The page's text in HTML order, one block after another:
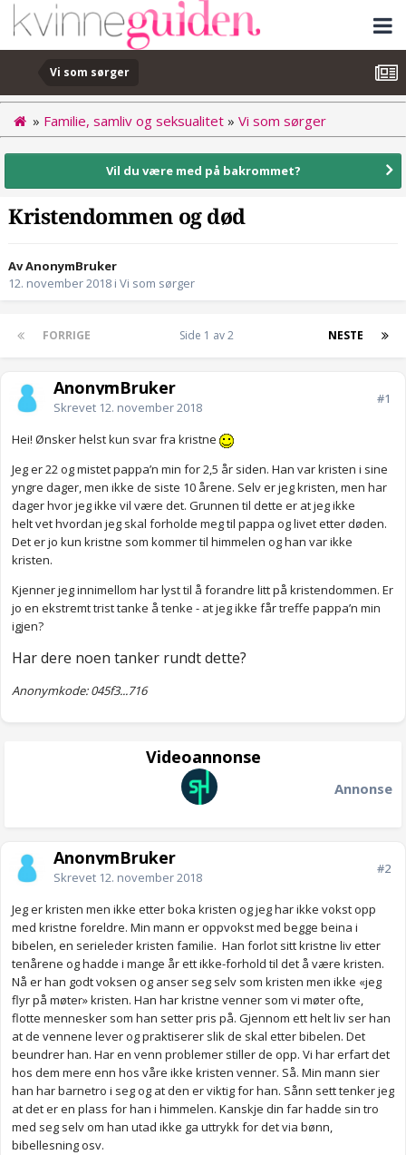
Vi som sørger
» Familie, samliv og seksualitet » Vi som sørger
Vil du være med på bakrommet?
Kristendommen og død
Av AnonymBruker
12. november 2018 i Vi som sørger
FORRIGE NESTE
Side 1 av 2
AnonymBruker
Skrevet 12. november 2018
#1
Hei! Ønsker helst kun svar fra kristne
Jeg er 22 og mistet pappa’n min for 2,5 år siden. Han var kristen i sine
yngre dager, men ikke de siste 10 årene. Selv er jeg kristen, men har
dager hvor jeg ikke vil være det. Grunnen til dette er at jeg ikke
helt vet hvordan jeg skal forholde meg til pappa og livet etter døden.
Det er jo kun kristne som kommer til himmelen og han var ikke
kristen.
Kjenner jeg innimellom har lyst til å forandre litt på kristendommen. Er
jo en ekstremt trist tanke å tenke - at jeg ikke får treffe pappa’n min
igjen?
Har dere noen tanker rundt dette?
Anonymkode: 045f3...716
Videoannonse
Annonse
AnonymBruker
Skrevet 12. november 2018
#2
Jeg er kristen men ikke etter boka kristen og jeg har ikke vokst opp
med kristne foreldre. Min mann er oppvokst med begge beina i
bibelen, en serieleder kristen familie. Han forlot sitt kristne liv etter
tenårene og hadde i mange år ett ikke-forhold til det å være kristen.
Nå er han godt voksen og anser seg selv som kristen men ikke «jeg
flyr på møter» kristen. Han har kristne venner som vi møter ofte,
flotte mennesker som han setter pris på. Gjennom ett helt liv ser han
at de vennene lever og praktiserer slik de skal etter bibelen. Det
beundrer han. Har en venn problemer stiller de opp. Vi har erfart det
hos dem mere enn hos våre ikke kristen venner. Så. Min mann sier
han har barnetro i seg og at den er viktig for han. Sånn sett tenker jeg
at det er en plass for han i himmelen. Kanskje din far hadde sin tro
med seg selv om han utad ikke ga uttrykk for det via bønn,
bibellesning osv.